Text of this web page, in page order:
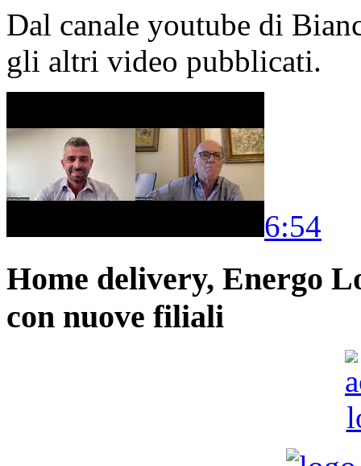
Dal canale youtube di
gli altri video pubblicati.
6:54
Home delivery, Energo
con nuove filiali